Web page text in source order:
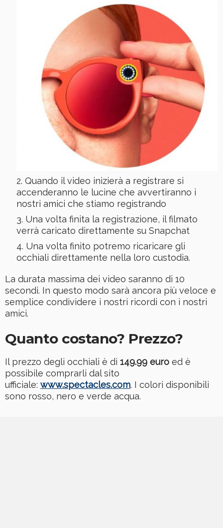
Quando il video inizierà a registrare si
accenderanno le lucine che avvertiranno i
nostri amici che stiamo registrando
Una volta finita la registrazione, il filmato
verrà caricato direttamente su Snapchat
Una volta finito potremo ricaricare gli
occhiali direttamente nella loro custodia.
La durata massima dei video saranno di 10
secondi. In questo modo sarà ancora più veloce e
semplice condividere i nostri ricordi con i nostri
amici.
Quanto costano? Prezzo?
Il prezzo degli occhiali è di 149.99 euro ed è
possibile comprarli dal sito
ufficiale: www.spectacles.com. I colori disponibili
sono rosso, nero e verde acqua.